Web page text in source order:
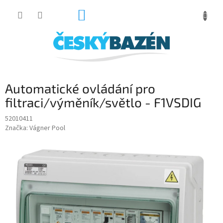
Automatické ovládání pro
filtraci/výměník/světlo - F1VSDIG
52010411
Značka: Vágner Pool